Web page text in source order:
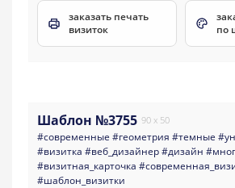
заказать печать
визиток
по
Шаблон №3755 90 x 50
#современные #геометрия #темные
#визитка #веб_дизайнер#дизайн
#визитная_карточка
#шаблон_визитки